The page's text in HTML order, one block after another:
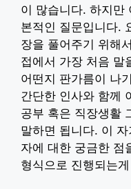
이 많습니다. 하지만
본적인 질문입니다.
장을 풀어주기 위해
접에서 가장 처음 말
어떤지 판가름이 나
간단한 인사와 함께
공부 혹은 직장생활
말하면 됩니다. 이
자에 대한 궁금한 점
형식으로 진행되는